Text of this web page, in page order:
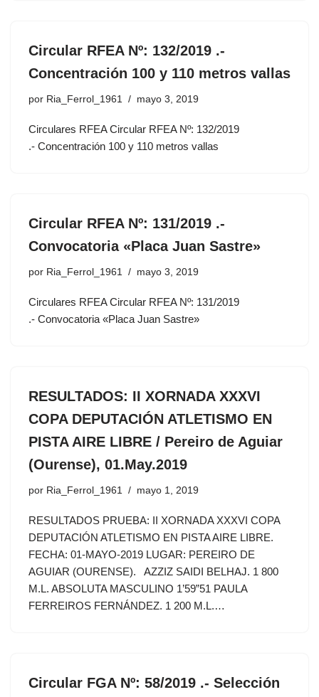
Circular RFEA Nº: 132/2019 .-
Concentración 100 y 110 metros vallas
por Ria_Ferrol_1961 mayo 3, 2019
Circulares RFEA Circular RFEA Nº: 132/2019
.- Concentración 100 y 110 metros vallas
Circular RFEA Nº: 131/2019 .-
Convocatoria «Placa Juan Sastre»
por Ria_Ferrol_1961 mayo 3, 2019
Circulares RFEA Circular RFEA Nº: 131/2019
.- Convocatoria «Placa Juan Sastre»
RESULTADOS: II XORNADA XXXVI
COPA DEPUTACIÓN ATLETISMO EN
PISTA AIRE LIBRE / Pereiro de Aguiar
(Ourense), 01.May.2019
por Ria_Ferrol_1961 mayo 1, 2019
RESULTADOS PRUEBA: II XORNADA XXXVI COPA
DEPUTACIÓN ATLETISMO EN PISTA AIRE LIBRE.
FECHA: 01-MAYO-2019 LUGAR: PEREIRO DE
AGUIAR (OURENSE). AZZIZ SAIDI BELHAJ. 1 800
M.L. ABSOLUTA MASCULINO 1’59”51 PAULA
FERREIROS FERNÁNDEZ. 1 200 M.L.…
Circular FGA Nº: 58/2019 .- Selección